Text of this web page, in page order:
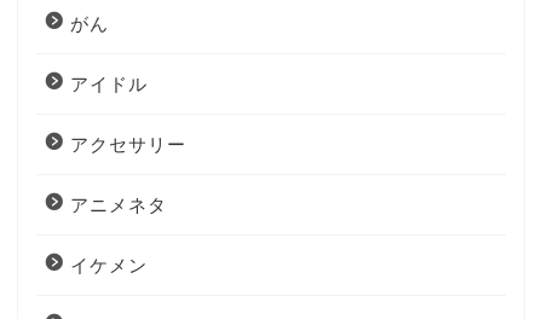
がん
アイドル
アクセサリー
アニメネタ
イケメン